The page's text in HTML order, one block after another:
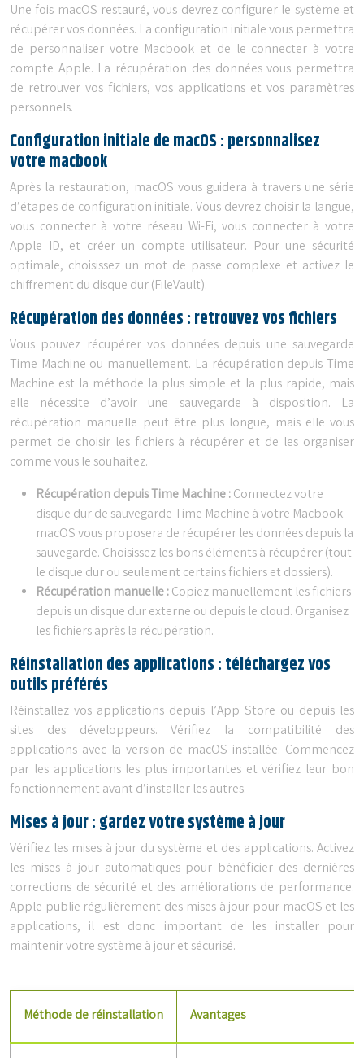
Une fois macOS restauré, vous devrez configurer le système et
récupérer vos données. La configuration initiale vous permettra
de personnaliser votre Macbook et de le connecter à votre
compte Apple. La récupération des données vous permettra
de retrouver vos fichiers, vos applications et vos paramètres
personnels.
Configuration initiale de macOS : personnalisez
votre macbook
Après la restauration, macOS vous guidera à travers une série
d’étapes de configuration initiale. Vous devrez choisir la langue,
vous connecter à votre réseau Wi-Fi, vous connecter à votre
Apple ID, et créer un compte utilisateur. Pour une sécurité
optimale, choisissez un mot de passe complexe et activez le
chiffrement du disque dur (FileVault).
Récupération des données : retrouvez vos fichiers
Vous pouvez récupérer vos données depuis une sauvegarde
Time Machine ou manuellement. La récupération depuis Time
Machine est la méthode la plus simple et la plus rapide, mais
elle nécessite d’avoir une sauvegarde à disposition. La
récupération manuelle peut être plus longue, mais elle vous
permet de choisir les fichiers à récupérer et de les organiser
comme vous le souhaitez.
Récupération depuis Time Machine :Connectez votre
disque dur de sauvegarde Time Machine à votre Macbook.
macOS vous proposera de récupérer les données depuis la
sauvegarde. Choisissez les bons éléments à récupérer (tout
le disque dur ou seulement certains fichiers et dossiers).
Récupération manuelle :Copiez manuellement les fichiers
depuis un disque dur externe ou depuis le cloud. Organisez
les fichiers après la récupération.
Réinstallation des applications : téléchargez vos
outils préférés
Réinstallez vos applications depuis l’App Store ou depuis les
sites des développeurs. Vérifiez la compatibilité des
applications avec la version de macOS installée. Commencez
par les applications les plus importantes et vérifiez leur bon
fonctionnement avant d’installer les autres.
Mises à jour : gardez votre système à jour
Vérifiez les mises à jour du système et des applications. Activez
les mises à jour automatiques pour bénéficier des dernières
corrections de sécurité et des améliorations de performance.
Apple publie régulièrement des mises à jour pour macOS et les
applications, il est donc important de les installer pour
maintenir votre système à jour et sécurisé.
Méthode de réinstallation Avantages